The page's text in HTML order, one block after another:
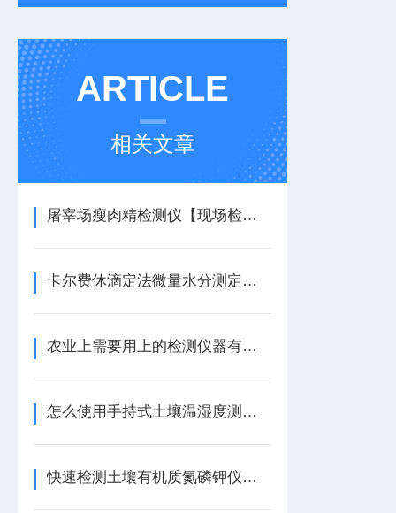
ARTICLE
相关文章
屠宰场瘦肉精检测仪【现场检测】检测瘦肉精成分的仪器
卡尔费休滴定法微量水分测定仪有什么作用
农业上需要用上的检测仪器有哪些【天研资讯】@农业上需要用上的检测仪器
怎么使用手持式土壤温湿度测试仪【国产仪器推荐】便携式土壤温湿度测试仪
快速检测土壤有机质氮磷钾仪器使用操作步骤